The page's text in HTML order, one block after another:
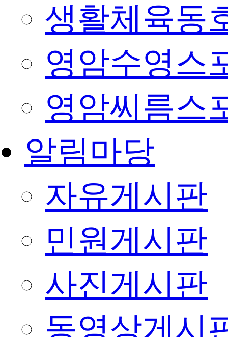
생활체육동
영암수영스
영암씨름스
알림마당
자유게시판
민원게시판
사진게시판
동영상게시